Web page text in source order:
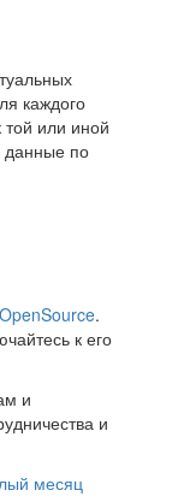
каждого
или иной
данные по
OpenSource.
к его
и
и
месяц